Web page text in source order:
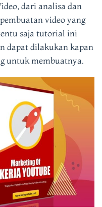
dari analisa dan
video yang
saja tutorial ini
dapat dilakukan kapan
untuk membuatnya.